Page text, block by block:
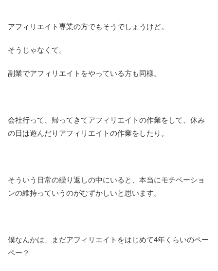
アフィリエイト専業の方でもそうでしょうけど。
そうじゃなくて。
副業でアフィリエイトをやっている方も同様。
会社行って、帰ってきてアフィリエイトの作業をして、休み
の日は遊んだりアフィリエイトの作業をしたり。
そういう日常の繰り返しの中にいると、本当にモチベーショ
ンの維持っていうのがむずかしいと思います。
僕なんかは、まだアフィリエイトをはじめて4年くらいのペー
ペー？